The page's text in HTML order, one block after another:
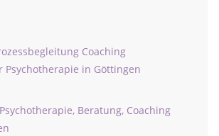
Coaching
in Göttingen
Beratung, Coaching